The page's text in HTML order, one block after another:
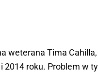
weterana Tima
2014 roku. Problem w